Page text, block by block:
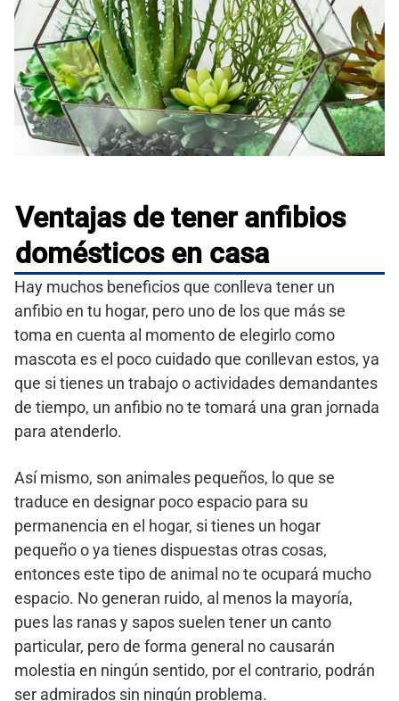
Ventajas de tener anfibios
domésticos en casa
Hay muchos beneficios que conlleva tener un
anfibio en tu hogar, pero uno de los que más se
toma en cuenta al momento de elegirlo como
mascota es el poco cuidado que conllevan estos, ya
que si tienes un trabajo o actividades demandantes
de tiempo, un anfibio no te tomará una gran jornada
para atenderlo.
Así mismo, son animales pequeños, lo que se
traduce en designar poco espacio para su
permanencia en el hogar, si tienes un hogar
pequeño o ya tienes dispuestas otras cosas,
entonces este tipo de animal no te ocupará mucho
espacio. No generan ruido, al menos la mayoría,
pues las ranas y sapos suelen tener un canto
particular, pero de forma general no causarán
molestia en ningún sentido, por el contrario, podrán
ser admirados sin ningún problema.